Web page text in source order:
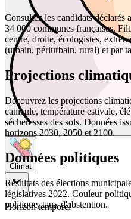
Climat
Horizon temporel
Consultez les candidats déclarés
34 000 communes françaises.
centre, droite, écologistes,
(urbain, périurbain, rural) et par
Projections
Découvrez les projections
canicule, température estivale,
sécheresses des sols. Données
horizons 2030, 2050 et 2100.
Données politiques
Résultats des élections
législatives 2022. Couleur
politique, taux d'abstention.